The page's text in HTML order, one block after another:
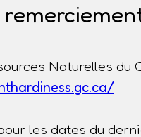
Naturelles du
les dates du